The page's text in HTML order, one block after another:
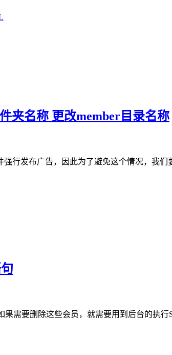
夹名称 更改member目录名称
行发布广告，因此为了避免这个情况，我
需要删除这些会员，就需要用到后台的执